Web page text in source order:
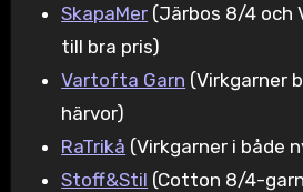
SkapaMer (Järbos 8/4 och
till bra pris)
Vartofta Garn (Virkgarner
härvor)
RaTrikå (Virkgarner i både
Stoff&Stil (Cotton 8/4-